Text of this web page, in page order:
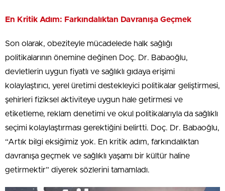
En Kritik Adım: Farkındalıktan Davranışa Geçmek
Son olarak, obeziteyle mücadelede halk sağlığı
politikalarının önemine değinen Doç. Dr. Babaoğlu,
devletlerin uygun fiyatlı ve sağlıklı gıdaya erişimi
kolaylaştırıcı, yerel üretimi destekleyici politikalar geliştirmesi,
şehirleri fiziksel aktiviteye uygun hale getirmesi ve
etiketleme, reklam denetimi ve okul politikalarıyla da sağlıklı
seçimi kolaylaştırması gerektiğini belirtti. Doç. Dr. Babaoğlu,
“Artık bilgi eksiğimiz yok. En kritik adım, farkındalıktan
davranışa geçmek ve sağlıklı yaşamı bir kültür haline
getirmektir” diyerek sözlerini tamamladı.